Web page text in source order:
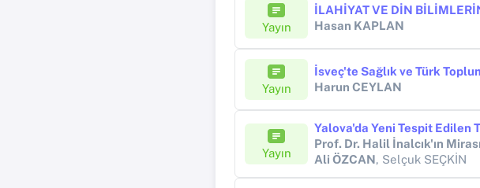
Yayın
Hasan KAPLAN
Yayın
İsveç'te Sağlık ve Türk
Harun CEYLAN
Yayın
Yalova'da Yeni Tespit Edilen
Ali ÖZCAN, Selçuk SEÇKİN